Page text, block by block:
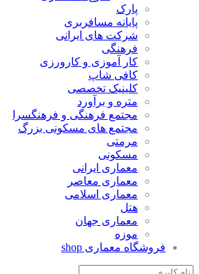
پارک
پایانه مسافربری
شرکت های ایرانی
فرهنگی
کار آموزی و کارورزی
کافی شاپ
کلینیک تخصصی
متره و برآورد
مجتمع فرهنگی و فرهنگسرا
مجتمع های مسکونی بزرگ
مرمتی
مسکونی
معماری ایرانی
معماری معاصر
معماری اسلامی
هتل
معماری جهان
موزه
فروشگاه معماری shop